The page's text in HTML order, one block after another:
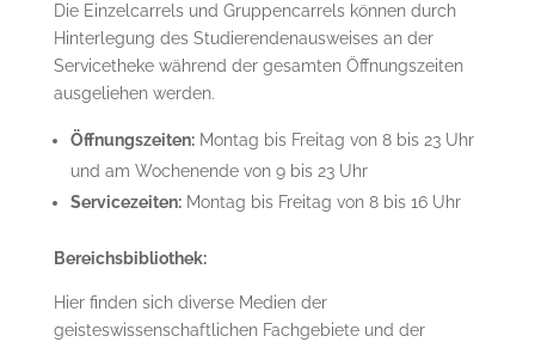
Die Einzelcarrels und Gruppencarrels können durch
Hinterlegung des Studierendenausweises an der
Servicetheke während der gesamten Öffnungszeiten
ausgeliehen werden.
Öffnungszeiten:Montag bis Freitag von 8 bis 23 Uhr
und am Wochenende von 9 bis 23 Uhr
Servicezeiten:Montag bis Freitag von 8 bis 16 Uhr
Bereichsbibliothek:
Hier finden sich diverse Medien der
geisteswissenschaftlichen Fachgebiete und der